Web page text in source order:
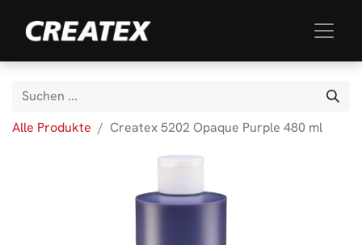
Alle Produkte Createx 5202 Opaque Purple 480 ml